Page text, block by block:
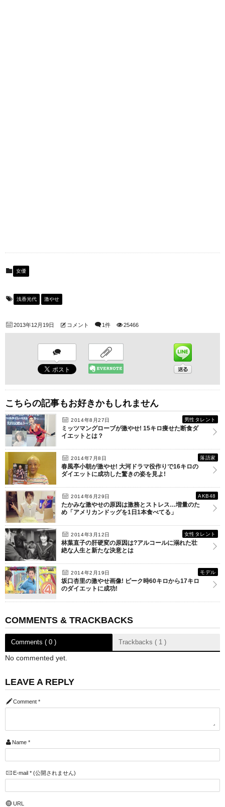
女優
浅香光代 激やせ
2013年12月19日 コメント 1件 25466
こちらの記事もお好きかもしれません
2014年8月27日 男性タレント
ミッツマングローブが激やせ! 15キロ痩せた断食ダ
イエットとは？
2014年7月8日 落語家
春風亭小朝が激やせ! 大河ドラマ役作りで16キロの
ダイエットに成功した驚きの姿を見よ!
2014年6月29日 AKB48
たかみな激やせの原因は激務とストレス…増量のた
め「アメリカンドッグを1日1本食べてる」
2014年3月12日 女性タレント
林葉直子の肝硬変の原因は?アルコールに溺れた壮
絶な人生と新たな決意とは
2014年2月19日 モデル
坂口杏里の激やせ画像! ピーク時60キロから17キロ
のダイエットに成功!
COMMENTS & TRACKBACKS
Comments ( 0 ) Trackbacks ( 1 )
No commented yet.
LEAVE A REPLY
Comment *
Name *
E-mail *(公開されません)
URL